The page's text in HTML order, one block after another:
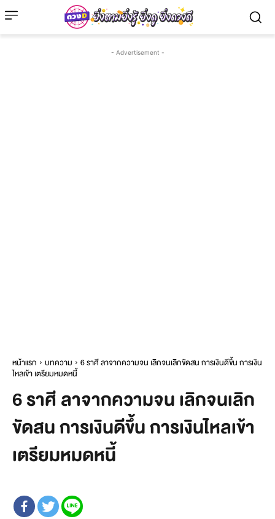
- Advertisement -
หน้าแรก บทความ
6 ราศี ลาจากความจน เลิกจนเลิกขัดสน การเงินดีขึ้น การเงิน
ไหลเข้า เตรียมหมดหนี้
6 ราศี ลาจากความจน เลิกจนเลิก
ขัดสน การเงินดีขึ้น การเงินไหลเข้า
เตรียมหมดหนี้